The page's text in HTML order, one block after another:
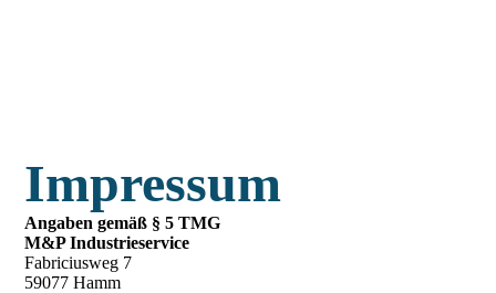
Impressum
Angaben gemäß § 5 TMG
M&P Industrieservice
Fabriciusweg 7
59077 Hamm